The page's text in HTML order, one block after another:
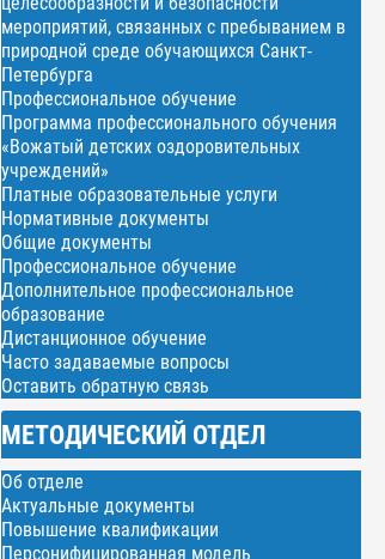
мероприятий, связанных с пребыванием в
природной среде обучающихся Санкт-
Петербурга
Профессиональное обучение
Программа профессионального обучения
«Вожатый детских оздоровительных
учреждений»
Платные образовательные услуги
Нормативные документы
Общие документы
Профессиональное обучение
Дополнительное профессиональное
образование
Дистанционное обучение
Часто задаваемые вопросы
Оставить обратную связь
МЕТОДИЧЕСКИЙ ОТДЕЛ
Об отделе
Актуальные документы
Повышение квалификации
Персонифицированная модель